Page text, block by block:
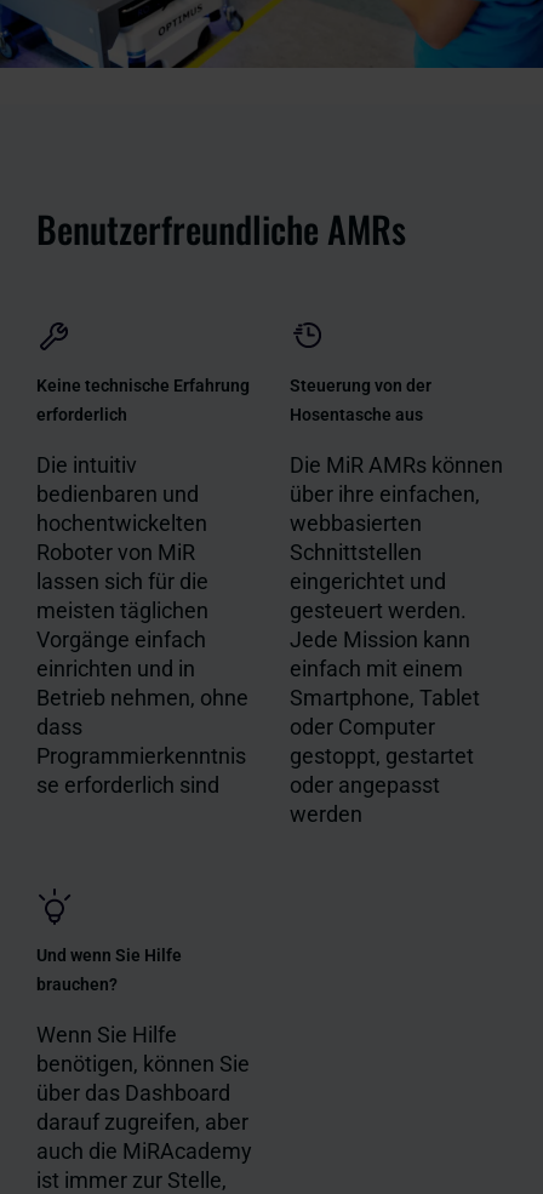
Benutzerfreundliche AMRs
Keine technische Erfahrung
erforderlich
Die intuitiv
bedienbaren und
hochentwickelten
Roboter von MiR
lassen sich für die
meisten täglichen
Vorgänge einfach
einrichten und in
Betrieb nehmen, ohne
dass
Programmierkenntnis
se erforderlich sind
Steuerung von der
Hosentasche aus
Die MiR AMRs können
über ihre einfachen,
webbasierten
Schnittstellen
eingerichtet und
gesteuert werden.
Jede Mission kann
einfach mit einem
Smartphone, Tablet
oder Computer
gestoppt, gestartet
oder angepasst
werden
Und wenn Sie Hilfe
brauchen?
Wenn Sie Hilfe
benötigen, können Sie
über das Dashboard
darauf zugreifen, aber
auch die MiRAcademy
ist immer zur Stelle,